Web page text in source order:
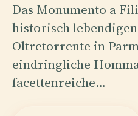
Das Monumento a
historisch
Oltretorrente in
eindringliche
facettenreiche…